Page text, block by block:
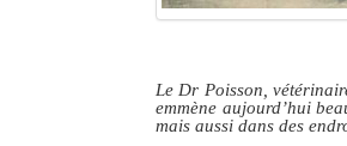
Le Dr Poisson,
emmène aujourd’hui
mais aussi dans des